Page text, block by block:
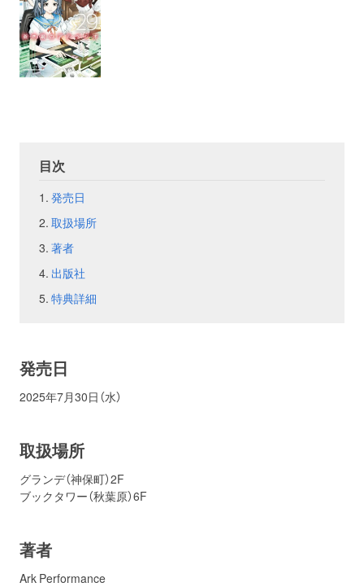
目次
発売日
取扱場所
著者
出版社
特典詳細
発売日
2025年7月30日（水）
取扱場所
グランデ（神保町）2F
ブックタワー（秋葉原）6F
著者
Ark Performance
フェア
会社概要